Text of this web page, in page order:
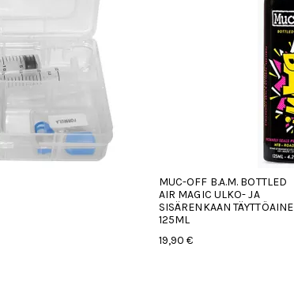
MUC-OFF B.A.M. BOTTLED
AIR MAGIC ULKO- JA
SISÄRENKAAN TÄYTTÖAINE
125ML
19,90 €